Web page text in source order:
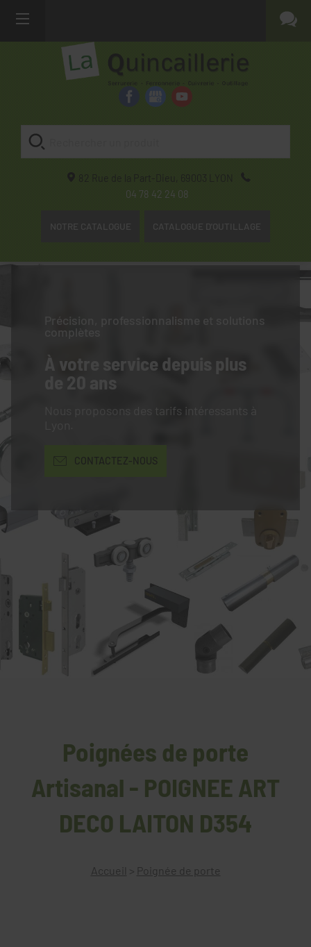
82 Rue de la Part-Dieu, 69003
LYON
04 78 42 24 08
NOTRE CATALOGUE CATALOGUE D'OUTILLAGE
Précision, professionnalisme et solutions
complètes
À votre service depuis plus
de 20 ans
Nous proposons des tarifs intéressants à
CONTACTEZ-NOUS
Poignées de porte
Artisanal - POIGNEE ART
DECO LAITON D354
Accueil > Poignée de porte